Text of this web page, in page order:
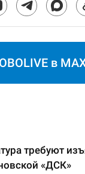
в
требуют
«ДСК»